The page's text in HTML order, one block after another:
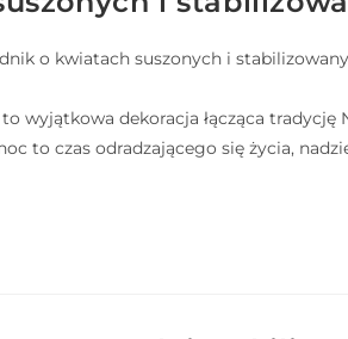
o kwiatach suszonych i
wyjątkowa dekoracja łącząca tradycję
to czas odradzającego się życia,